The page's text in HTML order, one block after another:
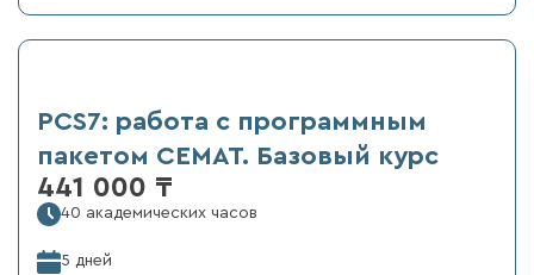
PCS7: работа с программным
пакетом СЕМАТ. Базовый курс
441 000 ₸
40 академических часов
5 дней